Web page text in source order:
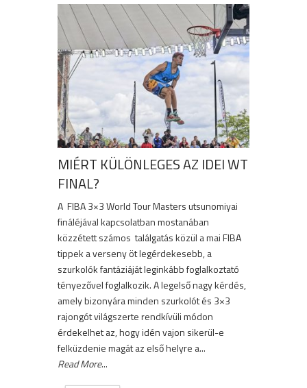
MIÉRT KÜLÖNLEGES AZ IDEI WT
FINAL?
A FIBA 3×3 World Tour Masters utsunomiyai
fináléjával kapcsolatban mostanában
közzétett számos találgatás közül a mai FIBA
tippek a verseny öt legérdekesebb, a
szurkolók fantáziáját leginkább foglalkoztató
tényezővel foglalkozik. A legelső nagy kérdés,
amely bizonyára minden szurkolót és 3×3
rajongót világszerte rendkívüli módon
érdekelhet az, hogy idén vajon sikerül-e
felküzdenie magát az első helyre a...
Read More...